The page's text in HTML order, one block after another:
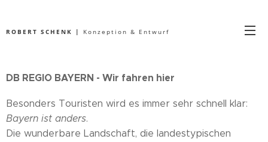
ROBERT SCHENK | Konzeption & Entwurf
DB REGIO BAYERN - Wir fahren hier
Besonders Touristen wird es immer sehr schnell klar:
Bayern ist anders.
Die wunderbare Landschaft, die landestypischen